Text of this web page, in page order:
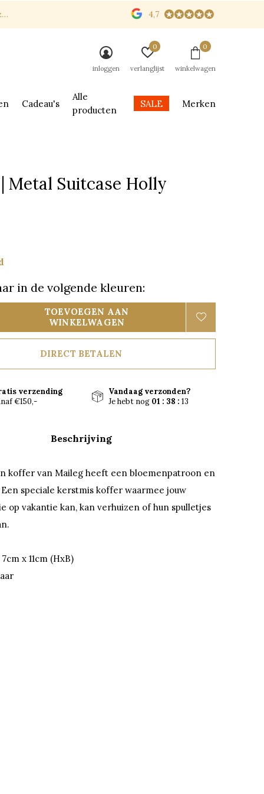
Cadeau's
Alle
producten
SALE Merken
inloggen verlanglijst
0
winkelwagen
0
4,7
Metal Suitcase Holly
in de volgende kleuren:
TOEVOEGEN AAN
WINKELWAGEN
DIRECT BETALEN
verzending
€150,-
Vandaag verzonden?
Je hebt nog 01 : 38 : 12
Beschrijving
koffer van Maileg heeft een bloemenpatroon en
speciale kerstmis koffer waarmee jouw
op vakantie kan, kan verhuizen of hun spulletjes
x 11cm (HxB)